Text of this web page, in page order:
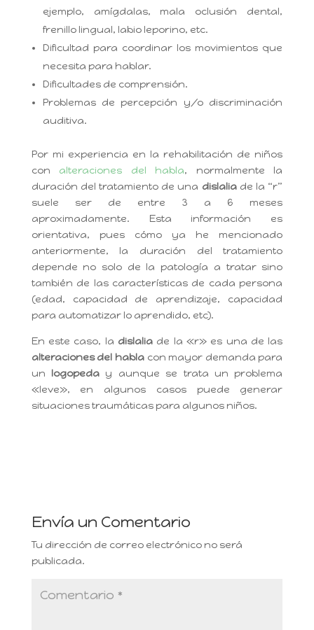
ejemplo, amígdalas, mala oclusión dental,
frenillo lingual, labio leporino, etc.
Dificultad para coordinar los movimientos que
necesita para hablar.
Dificultades de comprensión.
Problemas de percepción y/o discriminación
auditiva.
Por mi experiencia en la rehabilitación de niños
con alteraciones del habla, normalmente la
duración del tratamiento de una dislaliade la “r”
suele ser de entre 3 a 6 meses
aproximadamente. Esta información es
orientativa, pues cómo ya he mencionado
anteriormente, la duración del tratamiento
depende no solo de la patología a tratar sino
también de las características de cada persona
(edad, capacidad de aprendizaje, capacidad
para automatizar lo aprendido, etc).
En este caso, la dislalia de la «r» es una de las
alteraciones del hablacon mayor demanda para
un logopeda y aunque se trata un problema
«leve», en algunos casos puede generar
situaciones traumáticas para algunos niños.
Envía un Comentario
Tu dirección de correo electrónico no será
publicada.